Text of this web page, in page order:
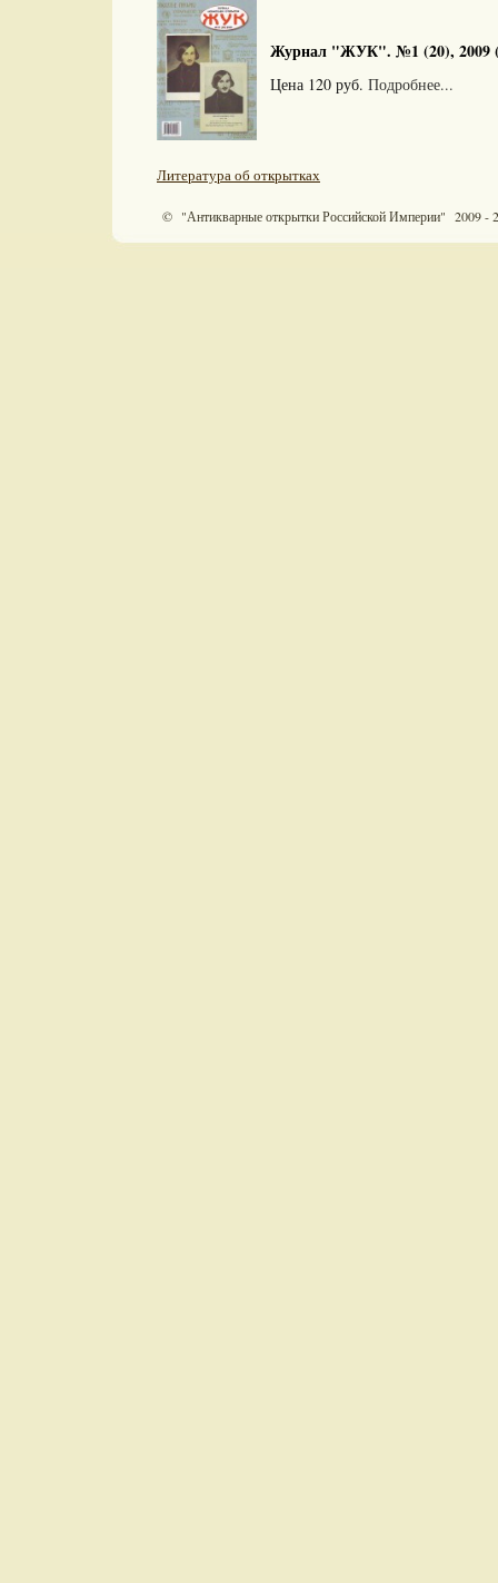
Журнал "ЖУК". №1 (20), 2009
Цена 120 руб. Подробнее...
Литература об открытках
© "Антикварные открытки Российской Империи" 2009 -